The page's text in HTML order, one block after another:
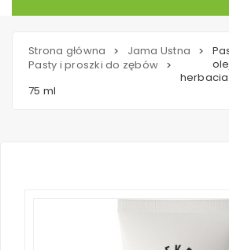
Strona główna > Jama Ustna
>
Pasty i proszki do zębów >
75 ml